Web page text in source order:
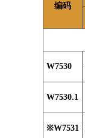
编码
W7530
W7530.1
※W7531